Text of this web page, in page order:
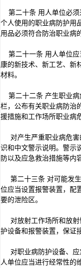
第二十条 用人单位必须
个人使用的职业病防护用
用品必须符合防治职业病
第二十一条 用人单位应
康的新技术、新工艺、新
材料。
第二十二条 产生职业病
栏，公布有关职业病防治
援措施和工作场所职业病
对产生严重职业病危害
识和中文警示说明。警示
防以及应急救治措施等内
第二十三条 对可能发生
位应当设置报警装置，配
要的泄险区。
对放射工作场所和放射
护设备和报警装置，保证
对职业病防护设备、应
人单位应当进行经常性的